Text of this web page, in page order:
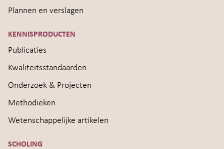
Plannen en verslagen
KENNISPRODUCTEN
Publicaties
Kwaliteitsstandaarden
Onderzoek & Projecten
Methodieken
Wetenschappelijke artikelen
SCHOLING